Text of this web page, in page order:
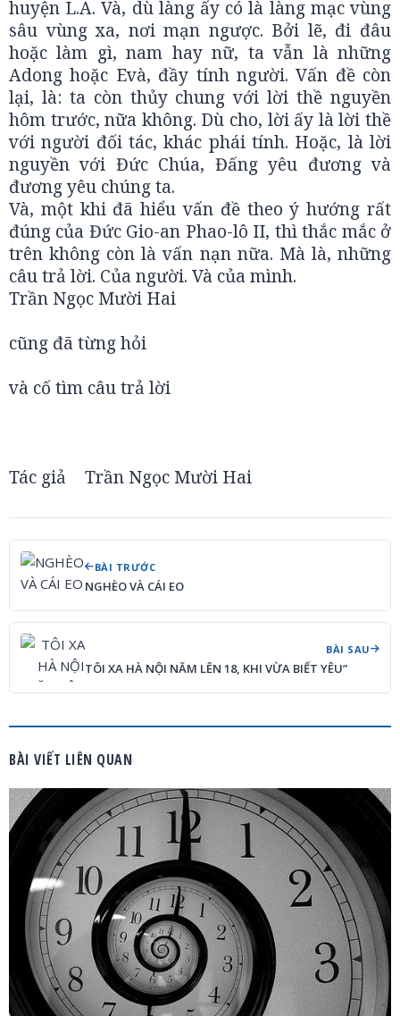
huyện L.A. Và, dù làng ấy có là làng mạc vùng
sâu vùng xa, nơi mạn ngược. Bởi lẽ, đi đâu
hoặc làm gì, nam hay nữ, ta vẫn là những
Adong hoặc Evà, đầy tính người. Vấn đề còn
lại, là: ta còn thủy chung với lời thề nguyền
hôm trước, nữa không. Dù cho, lời ấy là lời thề
với người đối tác, khác phái tính. Hoặc, là lời
nguyền với Đức Chúa, Đấng yêu đương và
đương yêu chúng ta.
Và, một khi đã hiểu vấn đề theo ý hướng rất
đúng của Đức Gio-an Phao-lô II, thì thắc mắc ở
trên không còn là vấn nạn nữa. Mà là, những
câu trả lời. Của người. Và của mình.
Trần Ngọc Mười Hai
cũng đã từng hỏi
và cố tìm câu trả lời
Tác giả Trần Ngọc Mười Hai
BÀI TRƯỚC
NGHÈO VÀ CÁI EO
BÀI SAU
TÔI XA HÀ NỘI NĂM LÊN 18, KHI VỪA BIẾT YÊU”
BÀI VIẾT LIÊN QUAN